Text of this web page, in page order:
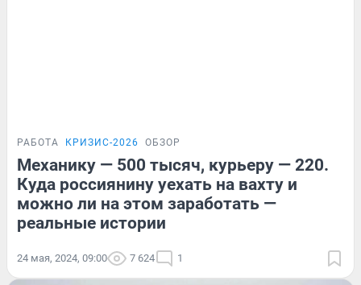
РАБОТА КРИЗИС-2026 ОБЗОР
Механику — 500 тысяч, курьеру — 220.
Куда россиянину уехать на вахту и
можно ли на этом заработать —
реальные истории
24 мая, 2024, 09:00 7 624 1